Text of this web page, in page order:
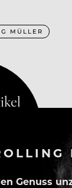
MÜLLER
Genuss